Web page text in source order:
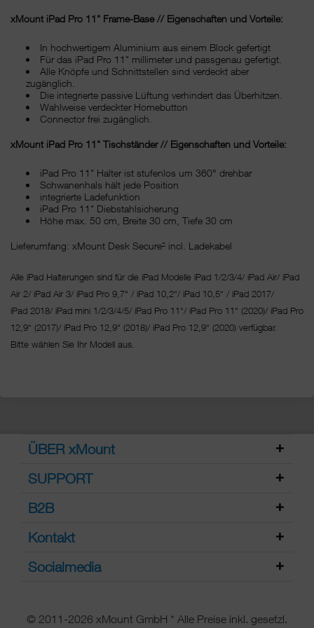
xMount iPad Pro 11" Frame-Base // Eigenschaften und Vorteile:
In hochwertigem Aluminium aus einem Block gefertigt
Für das iPad Pro 11" millimeter und passgenau gefertigt.
Alle Knöpfe und Schnittstellen sind verdeckt aber
zugänglich.
Die integrierte passive Lüftung verhindert das Überhitzen.
Wahlweise verdeckter Homebutton
Connector frei zugänglich.
xMount iPad Pro 11" Tischständer // Eigenschaften und Vorteile:
iPad Pro 11" Halter ist stufenlos um 360° drehbar
Schwanenhals hält jede Position
integrierte Ladefunktion
iPad Pro 11" Diebstahlsicherung
Höhe max. 50 cm, Breite 30 cm, Tiefe 30 cm
Lieferumfang: xMount Desk Secure² incl. Ladekabel
Alle iPad Halterungen sind für die iPad Modelle iPad 1/2/3/4/ iPad Air/ iPad
Air 2/ iPad Air 3/ iPad Pro 9,7“ / iPad 10,2“/ iPad 10,5“ / iPad 2017/
iPad 2018/ iPad mini 1/2/3/4/5/ iPad Pro 11“/ iPad Pro 11“ (2020)/ iPad Pro
12,9“ (2017)/ iPad Pro 12,9“ (2018)/ iPad Pro 12,9“ (2020) verfügbar.
Bitte wählen Sie Ihr Modell aus.
ÜBER xMount
SUPPORT
B2B
Kontakt
Socialmedia
© 2011-2026 xMount GmbH * Alle Preise inkl. gesetzl.